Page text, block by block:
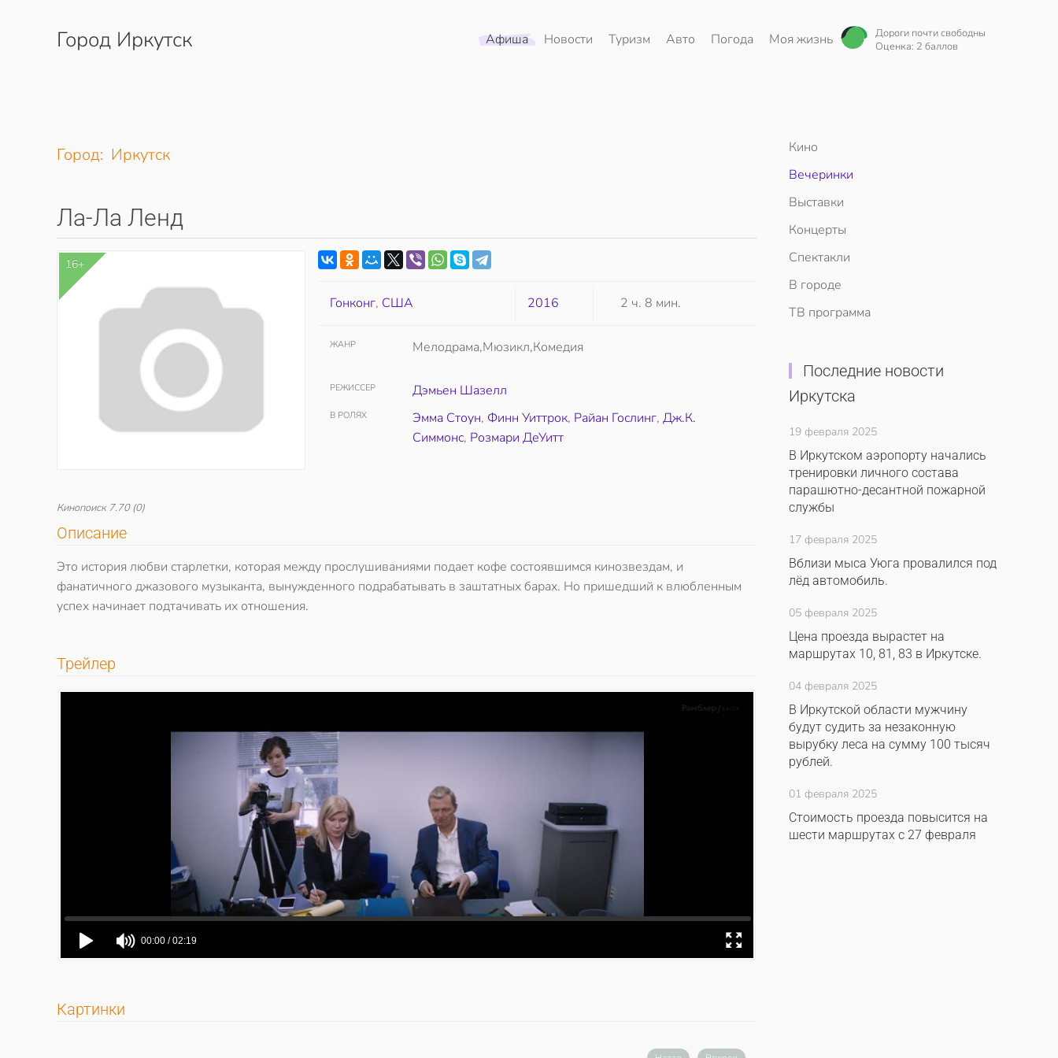
Перейти к содержимому
Город Иркутск Афиша Новости Туризм Авто Погода Моя жизнь
Дороги почти свободны
Оценка: 2 баллов
Город: Иркутск
Ла-Ла Ленд
16+
Кинопоиск 7.70(0)
Гонконг, США 2016 2 ч. 8 мин.
ЖАНР Мелодрама,Мюзикл,Комедия
РЕЖИССЕР Дэмьен Шазелл
В РОЛЯХ Эмма Стоун, Финн Уиттрок, Райан Гослинг,Дж.К.
Симмонс, Розмари ДеУитт
Описание
Это история любви старлетки, которая между прослушиваниями подает кофе состоявшимся кинозвездам, и
фанатичного джазового музыканта, вынужденного подрабатывать в заштатных барах. Но пришедший к влюбленным
успех начинает подтачивать их отношения.
Трейлер
Картинки
Кино
Вечеринки
Выставки
Концерты
Спектакли
В городе
ТВ программа
Последние новости
Иркутска
19 февраля 2025
В Иркутском аэропорту начались
тренировки личного состава
парашютно-десантной пожарной
службы
17 февраля 2025
Вблизи мыса Уюга провалился под
лёд автомобиль.
05 февраля 2025
Цена проезда вырастет на
маршрутах 10, 81, 83 в Иркутске.
04 февраля 2025
В Иркутской области мужчину
будут судить за незаконную
вырубку леса на сумму 100 тысяч
рублей.
01 февраля 2025
Стоимость проезда повысится на
шести маршрутах с 27 февраля